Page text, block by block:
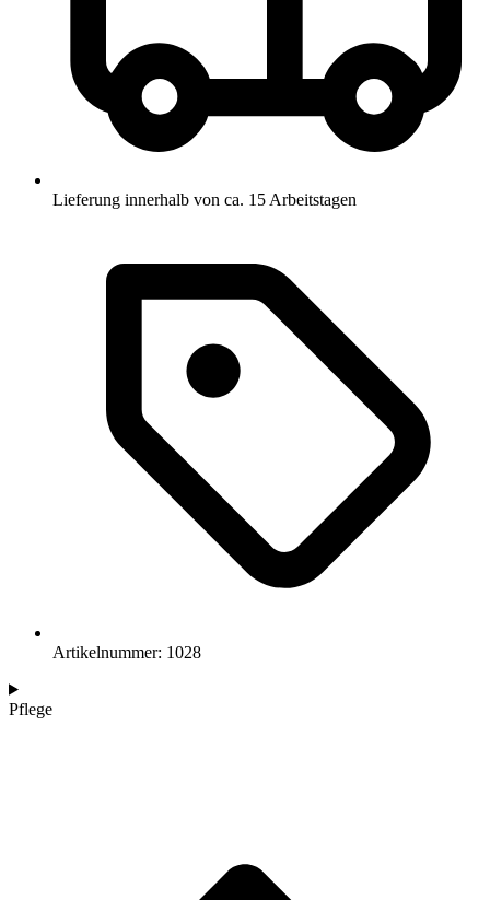
Lieferung innerhalb von ca. 15 Arbeitstagen
Artikelnummer: 1028
Pflege